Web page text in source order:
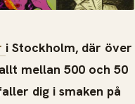
i Stockholm, där över
mellan 500 och 50
dig i smaken på